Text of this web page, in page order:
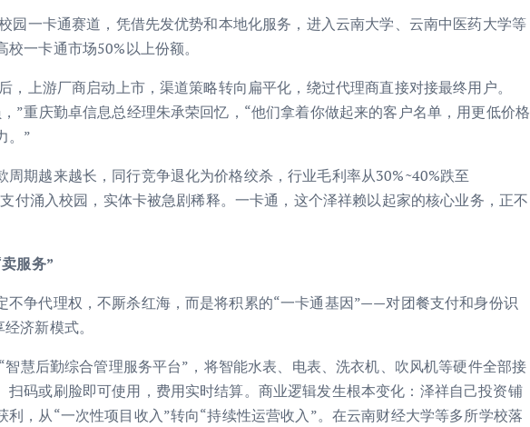
园一卡通赛道，凭借先发优势和本地化服务，进入云南大学、云南中医药大学等
一卡通市场50%以上份额。
，上游厂商启动上市，渠道策略转向扁平化，绕过代理商直接对接最终用户。
”重庆勤卓信息总经理朱承荣回忆，“他们拿着你做起来的客户名单，用更低价格
。”
周期越来越长，同行竞争退化为价格绞杀，行业毛利率从30%~40%跌至
付涌入校园，实体卡被急剧稀释。一卡通，这个泽祥赖以起家的核心业务，正不
卖服务”
不争代理权，不厮杀红海，而是将积累的“一卡通基因”——对团餐支付和身份识
济新模式。
慧后勤综合管理服务平台”，将智能水表、电表、洗衣机、吹风机等硬件全部接
扫码或刷脸即可使用，费用实时结算。商业逻辑发生根本变化：泽祥自己投资铺
利，从“一次性项目收入”转向“持续性运营收入”。在云南财经大学等多所学校落